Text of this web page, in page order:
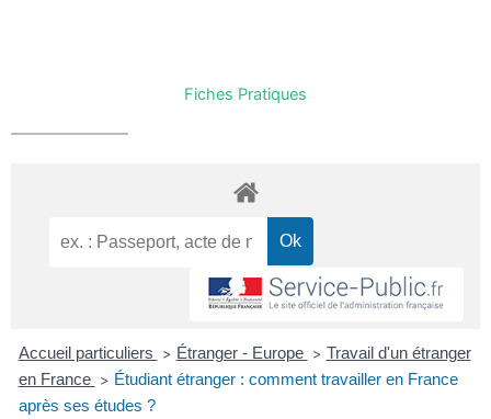
Fiches Pratiques
Accueil particuliers > Étranger - Europe > Travail d'un étranger
en France > Étudiant étranger : comment travailler en France
après ses études ?